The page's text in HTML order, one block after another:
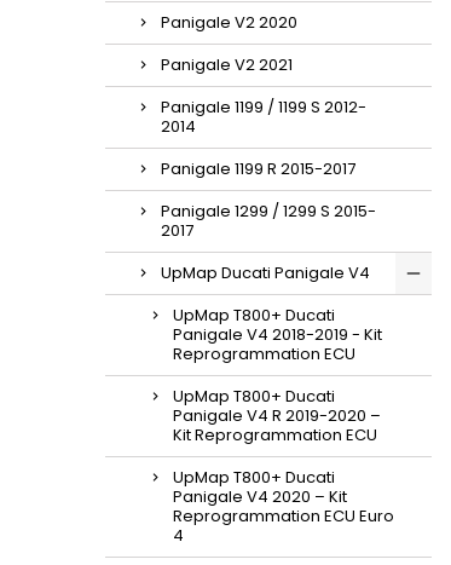
Panigale V2 2020
Panigale V2 2021
Panigale 1199 / 1199 S 2012-
2014
Panigale 1199 R 2015-2017
Panigale 1299 / 1299 S 2015-
2017
UpMap Ducati Panigale V4
UpMap T800+ Ducati
Panigale V4 2018-2019 - Kit
Reprogrammation ECU
UpMap T800+ Ducati
Panigale V4 R 2019-2020 –
Kit Reprogrammation ECU
UpMap T800+ Ducati
Panigale V4 2020 – Kit
Reprogrammation ECU Euro
4